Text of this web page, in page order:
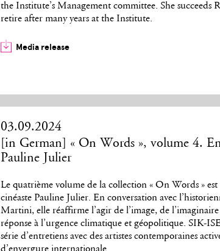
the Institute’s Management committee. She succeeds
retire after many years at the Institute.
Media release
03.09.2024
[in German] « On Words », volume 4.
Pauline Julier
Le quatrième volume de la collection « On Words » est
cinéaste Pauline Julier. En conversation avec
Martini, elle réaffirme l’agir de l’image, de
réponse à l’urgence climatique et géopolitique. SIK-
série d’entretiens avec des artistes contemporaines